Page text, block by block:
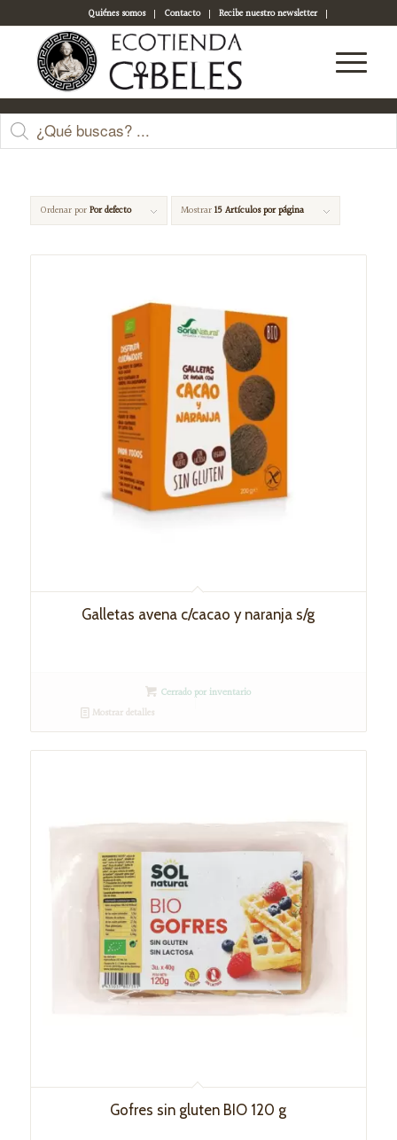
Quiénes somos Contacto
Recibe nuestro newsletter
Acceso a tu cuenta
Galletas
Ordenar porPor defecto Mostrar15 Artículos por página
Galletas avena c/cacao y naranja s/g
Cerrado por inventario
Mostrar detalles
Gofres sin gluten BIO 120 g